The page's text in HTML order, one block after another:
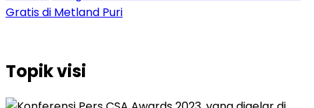
Gratis di Metland Puri
Topikvisi